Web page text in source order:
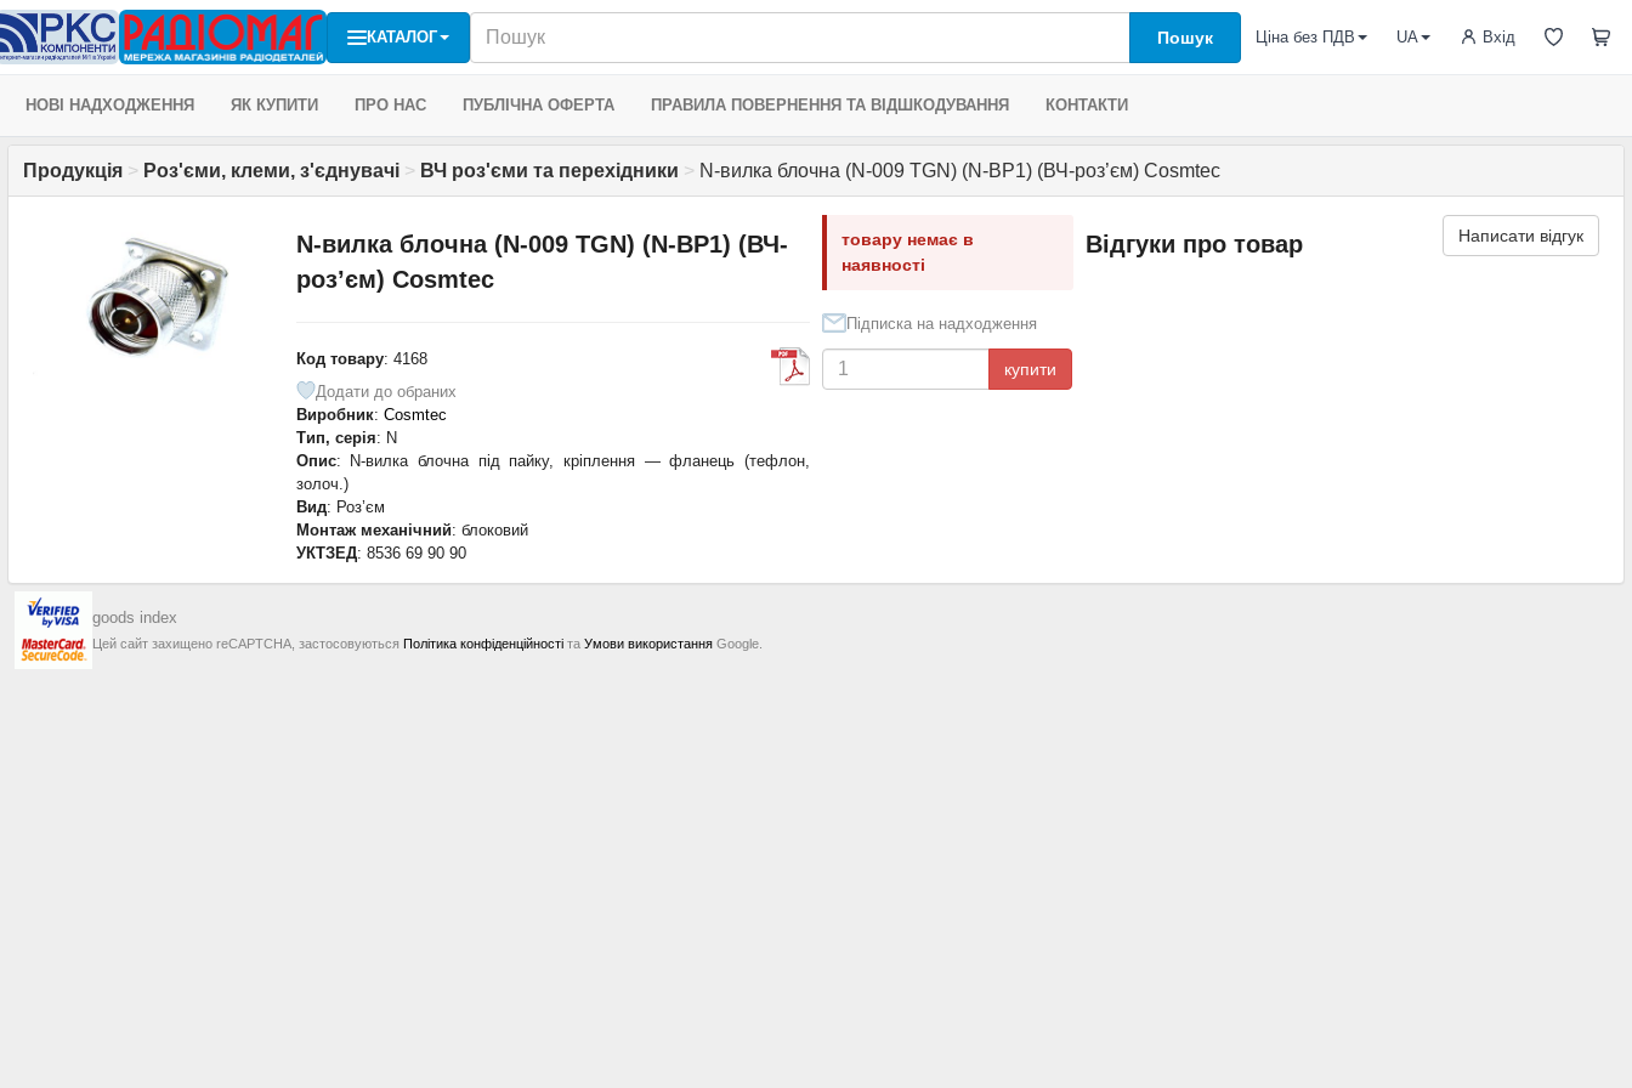
КАТАЛОГ Пошук Вхід
Ціна без ПДВ UA
НОВІ НАДХОДЖЕННЯ ЯК КУПИТИ ПРО НАС ПУБЛІЧНА ОФЕРТА ПРАВИЛА ПОВЕРНЕННЯ ТА ВІДШКОДУВАННЯ КОНТАКТИ
Продукція > Роз'єми, клеми, з'єднувачі > ВЧ роз'єми та перехідники > N-вилка блочна (N-009 TGN) (N-BP1) (ВЧ-роз’єм) Cosmtec
N-вилка блочна (N-009 TGN) (N-BP1) (ВЧ-
роз’єм) Cosmtec
Код товару: 4168
Додати до обраних
Виробник: Cosmtec
Тип, серія: N
Опис: N-вилка блочна під пайку, кріплення — фланець (тефлон,
золоч.)
Вид: Роз’єм
Монтаж механічний: блоковий
УКТЗЕД: 8536 69 90 90
товару немає в
наявності
Підписка на надходження
купити
Відгуки про товар Написати відгук
goods index
Цей сайт захищено reCAPTCHA, застосовуються Політика конфіденційності та Умови використання Google.